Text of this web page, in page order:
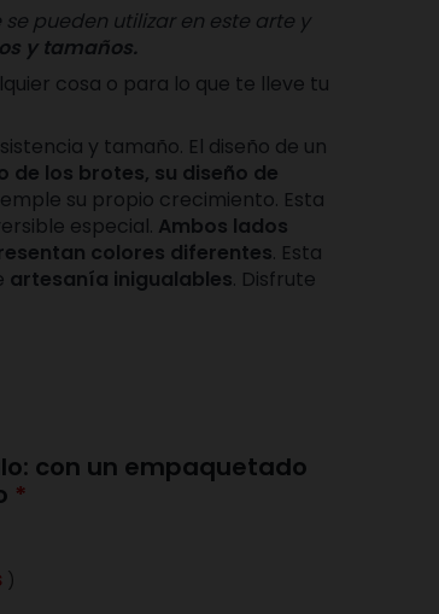
pueden utilizar en este arte y
y tamaños.
cosa o para lo que te lleve tu
y tamaño. El diseño de un
de los brotes, su diseño de
su propio crecimiento. Esta
especial. Ambos lados
colores diferentes. Esta
artesanía inigualables. Disfrute
con un empaquetado
)